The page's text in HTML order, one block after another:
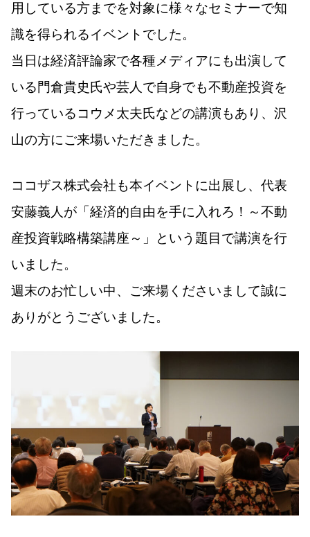
用している方までを対象に様々なセミナーで知
識を得られるイベントでした。
当日は経済評論家で各種メディアにも出演して
いる門倉貴史氏や芸人で自身でも不動産投資を
行っているコウメ太夫氏などの講演もあり、沢
山の方にご来場いただきました。
ココザス株式会社も本イベントに出展し、代表
安藤義人が「経済的自由を手に入れろ！～不動
産投資戦略構築講座～」という題目で講演を行
いました。
週末のお忙しい中、ご来場くださいまして誠に
ありがとうございました。